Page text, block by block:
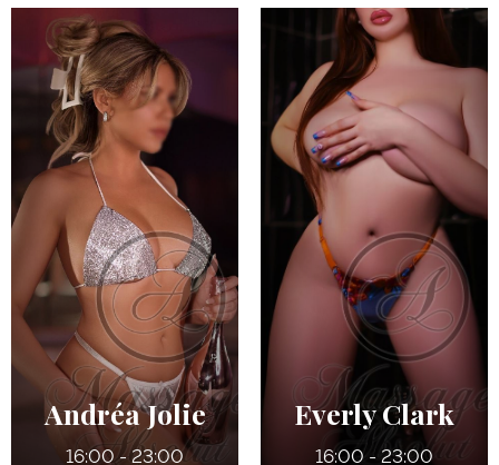
24 ans
5' 9"
Anglais
165 lbs
Noisettes
22 ans
5' 5"
Anglais
7
130 lbs
Bruns
Andréa Jolie
16:00 - 23:00
Everly Clark
16:00 - 23:00